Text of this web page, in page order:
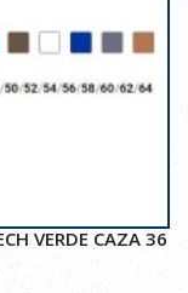
VERDE CAZA 36